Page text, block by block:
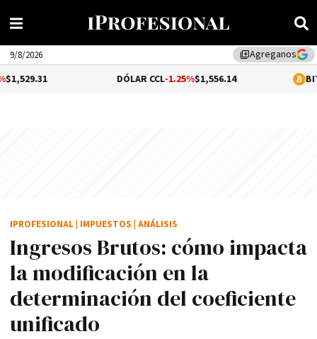
library_addAgreganos
9/8/2026
-1.25%$1,556.14 BITCOIN
Ingresos Brutos: cómo impacta
la modificación en la
determinación del coeficiente
unificado
IPROFESIONAL IMPUESTOS ANÁLISIS